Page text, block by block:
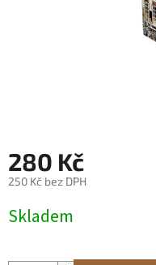
280 Kč
250 Kč bez DPH
cena:
Skladem